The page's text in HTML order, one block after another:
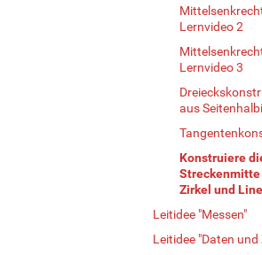
Lernvideo 2
Lernvideo 3
aus
Konstruiere
Zirkel und
Leitidee "Messen"
Leitidee "Daten und